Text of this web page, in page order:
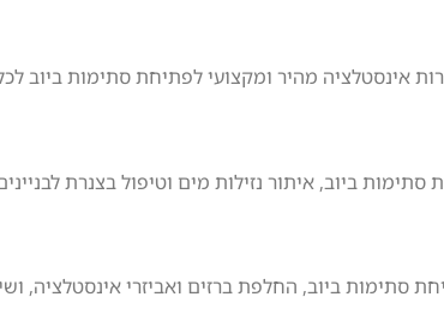
אינסטלציה מהיר ומקצועי לפתיחת סתימות ביוב
ביוב, איתור נזילות מים וטיפול בצנרת
ביוב, החלפת ברזים ואביזרי אינסטלציה, ושירות